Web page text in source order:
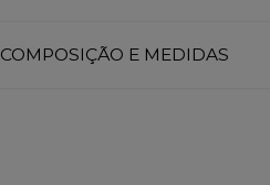
COMPOSIÇÃO E MEDIDAS